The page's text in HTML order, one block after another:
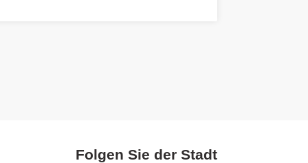
Folgen Sie der Stadt